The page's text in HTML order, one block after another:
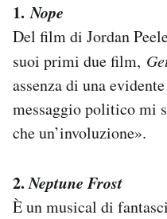
1.Nope
Del film di Jordan
suoi primi due film,
assenza di una
messaggio politico mi
che un’involuzione».
2.Neptune Frost
È un musical di